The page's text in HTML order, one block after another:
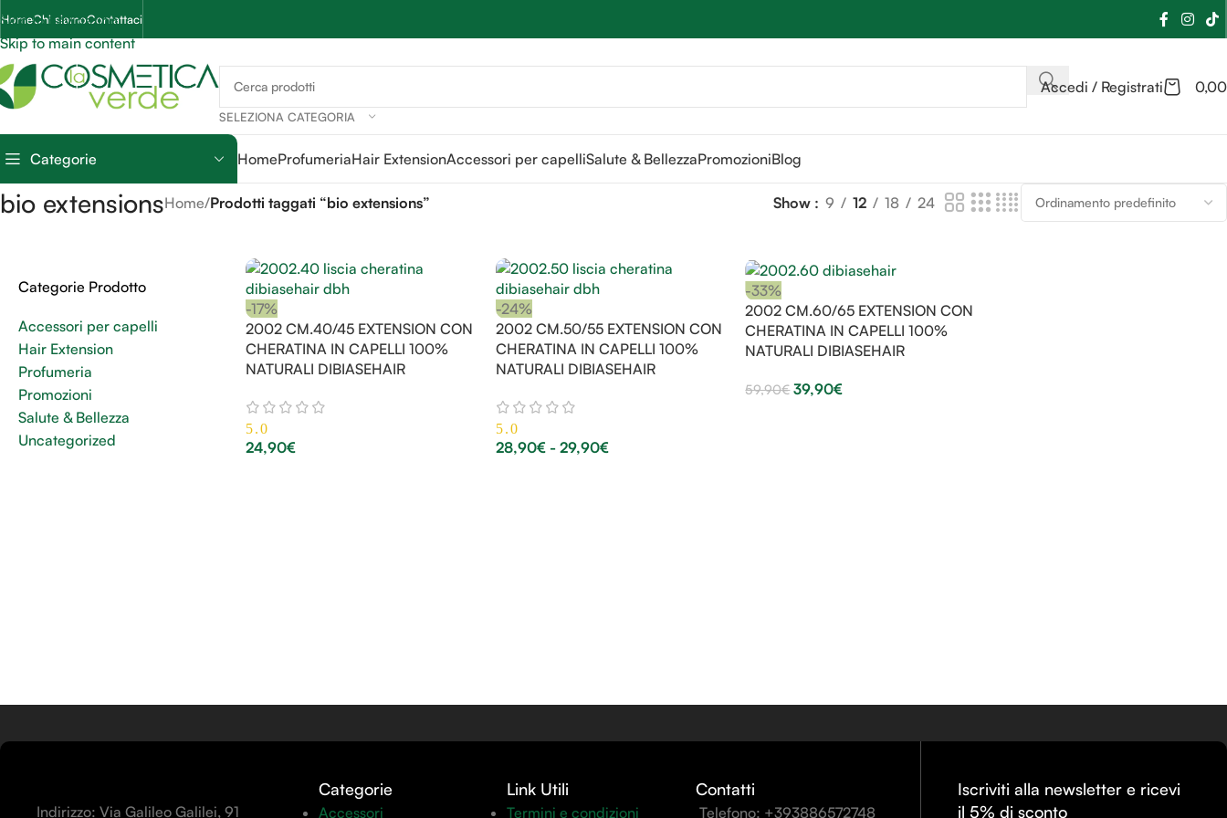
Skip to navigation
Skip to main content
HomeChi siamoContattaci
SELEZIONA CATEGORIA
Accedi / Registrati 0,00
Categorie HomeProfumeriaHair ExtensionAccessori per capelliSalute & BellezzaPromozioniBlog
bio extensionsHome/Prodotti taggati “bio extensions” Show 9 12 18 24
Categorie Prodotto
Accessori per capelli
Hair Extension
Profumeria
Promozioni
Salute & Bellezza
Uncategorized
-17%
2002 CM.40/45 EXTENSION CON
CHERATINA IN CAPELLI 100%
NATURALI DIBIASEHAIR
5.0
24,90€
-24%
2002 CM.50/55 EXTENSION CON
CHERATINA IN CAPELLI 100%
NATURALI DIBIASEHAIR
5.0
28,90€ - 29,90€
-33%
2002 CM.60/65 EXTENSION CON
CHERATINA IN CAPELLI 100%
NATURALI DIBIASEHAIR
59,90€ 39,90€
Indirizzo: Via Galileo Galilei, 91
Categorie
Accessori
Link Utili
Termini e condizioni
Contatti
Telefono: +393886572748
Iscriviti alla newsletter e ricevi
il 5% di sconto